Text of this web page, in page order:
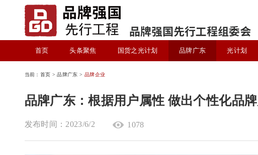
首页 头条聚焦 国货之光计划 品牌广东 光计划
当前：首页 > 品牌广东 > 品牌企业
品牌广东：根据用户属性 做出个性化品
发布时间：2023/6/2 1078